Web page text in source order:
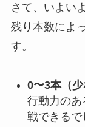
さて、いよい
残り本数によ
す。
0〜3本（少
行動力の
戦できる